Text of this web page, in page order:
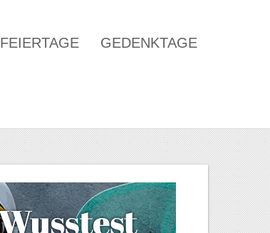
FEIERTAGE GEDENKTAGE